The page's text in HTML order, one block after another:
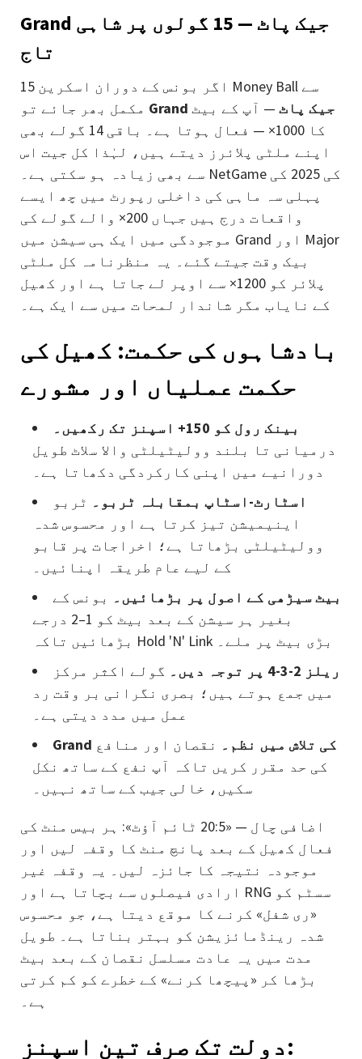
Grand جیک پاٹ — 15 گولوں پر شاہی
تاج
اگر بونس کے دوران اسکرین 15 Money Ball سے
Grand جیک پاٹ — آپ کے بیٹ
کا 1000× — فعال ہوتا ہے۔ باقی 14 گولے بھی
اپنے ملٹی پلائرز دیتے ہیں، لہٰذا کل جیت اس
سے بھی زیادہ ہو سکتی ہے۔ NetGame کی 2025 کی
پہلی سہ ماہی کی داخلی رپورٹ میں چھ ایسے
واقعات درج ہیں جہاں 200× والے گولے کی
موجودگی میں ایک ہی سیشن میں Grand اور Major
بیک وقت جیتے گئے۔ یہ منظرنامہ کل ملٹی
پلائر کو 1200× سے اوپر لے جاتا ہے اور کھیل
کے نایاب مگر شاندار لمحات میں سے ایک ہے۔
بادشاہوں کی حکمت: کھیل کی
حکمت عملیاں اور مشورے
بینک رول کو 150+ اسپنز تک رکھیں۔
درمیانی تا بلند وولیٹیلٹی والا سلاٹ طویل
دورانیے میں اپنی کارکردگی دکھاتا ہے۔
اسٹارٹ-اسٹاپ بمقابلہ ٹربو۔ ٹربو
اینیمیشن تیز کرتا ہے اور محسوس شدہ
وولیٹیلٹی بڑھاتا ہے؛ اخراجات پر قابو
کے لیے عام طریقہ اپنائیں۔
بیٹ سیڑھی کے اصول پر بڑھائیں۔ بونس کے
بغیر ہر سیشن کے بعد بیٹ کو 1–2 درجے
بڑھائیں تاکہ Hold 'N' Link بڑی بیٹ پر ملے۔
ریلز 2-3-4 پر توجہ دیں۔
گولے اکثر مرکز
میں جمع ہوتے ہیں؛ بصری نگرانی بر وقت رد
عمل میں مدد دیتی ہے۔
Grand کی تلاش میں نظم۔ نقصان اور منافع
کی حد مقرر کریں تاکہ آپ نفع کے ساتھ نکل
سکیں، خالی جیب کے ساتھ نہیں۔
اضافی چال — «20:5 ٹائم آؤٹ»: ہر بیس منٹ کی
فعال کھیل کے بعد پانچ منٹ کا وقفہ لیں اور
موجودہ نتیجہ کا جائزہ لیں۔ یہ وقفہ غیر
ارادی فیصلوں سے بچاتا ہے اور RNG سسٹم کو
«ری شفل» کرنے کا موقع دیتا ہے، جو محسوس
شدہ رینڈمائزیشن کو بہتر بناتا ہے۔ طویل
مدت میں یہ عادت مسلسل نقصان کے بعد بیٹ
بڑھا کر «پیچھا کرنے» کے خطرے کو کم کرتی
ہے۔
دولت تک صرف تین اسپنز: